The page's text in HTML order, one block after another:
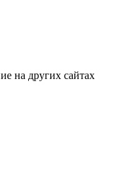
на других сайтах